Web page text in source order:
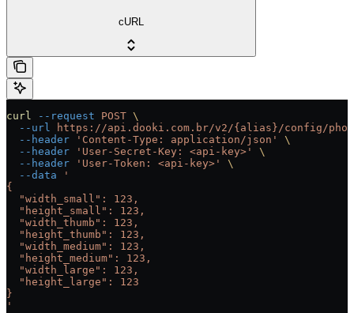
cURL
curl --request POST \
  --url
https://api.dooki.com.br/v2/{alias}/config/
  --header
'Content-Type: application/json'
\
  --header
'User-Secret-Key: <api-key>'
\
  --header
'User-Token: <api-key>'
\
  --data
'
{
  "width_small": 123,
  "height_small": 123,
  "width_thumb": 123,
  "height_thumb": 123,
  "width_medium": 123,
  "height_medium": 123,
  "width_large": 123,
  "height_large": 123
}
'